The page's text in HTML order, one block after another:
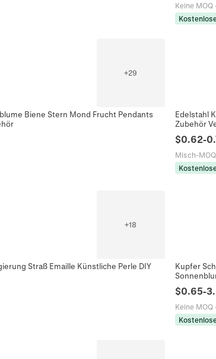
Keine MOQ ·
+29
Biene Stern Mond Frucht Pendants
Edelstahl
Zubehör
$0.62-
Misch-MOQ
+18
Straß Emaille Künstliche Perle DIY
Kupfer
$0.65-
Keine MOQ ·